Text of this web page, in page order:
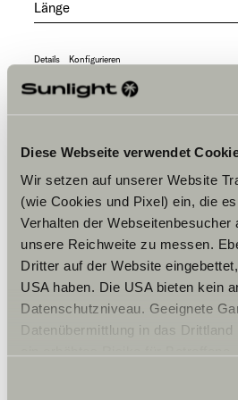
Diese Webseite verwendet
Wir setzen auf unserer Website
(wie Cookies und Pixel) ein, die
Verhalten der Webseitenbesucher
unsere Reichweite zu messen.
Dritter auf der Website
USA haben. Die USA bieten kein
Datenschutzniveau. Geeignete
Datenübermittlung in das
zustehen. Eingesetzte
Länge
Details Konfigurieren